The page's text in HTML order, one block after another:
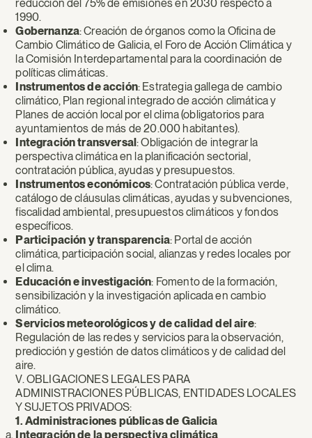
reducción del 75% de emisiones en 2030 respecto a
1990.
Gobernanza: Creación de órganos como la Oficina de
Cambio Climático de Galicia, el Foro de Acción Climática y
la Comisión Interdepartamental para la coordinación de
políticas climáticas.
Instrumentos de acción: Estrategia gallega de cambio
climático, Plan regional integrado de acción climática y
Planes de acción local por el clima (obligatorios para
ayuntamientos de más de 20.000 habitantes).
Integración transversal: Obligación de integrar la
perspectiva climática en la planificación sectorial,
contratación pública, ayudas y presupuestos.
Instrumentos económicos: Contratación pública verde,
catálogo de cláusulas climáticas, ayudas y subvenciones,
fiscalidad ambiental, presupuestos climáticos y fondos
específicos.
Participación y transparencia: Portal de acción
climática, participación social, alianzas y redes locales por
el clima.
Educación e investigación: Fomento de la formación,
sensibilización y la investigación aplicada en cambio
climático.
Servicios meteorológicos y de calidad del aire:
Regulación de las redes y servicios para la observación,
predicción y gestión de datos climáticos y de calidad del
aire.
V. OBLIGACIONES LEGALES PARA
ADMINISTRACIONES PÚBLICAS, ENTIDADES LOCALES
Y SUJETOS PRIVADOS:
1. Administraciones públicas de Galicia
Integración de la perspectiva climática